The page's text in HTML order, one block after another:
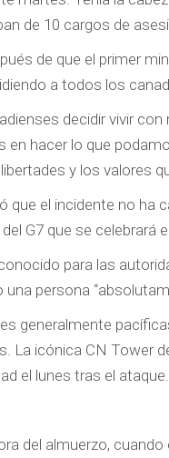
de 10 cargos de
de que el primer
a todos los
decidir vivir
hacer lo que
y los valores
que el incidente no ha
G7 que se celebrará
para las
persona
generalmente
La icónica CN Tower
el lunes tras el ataque.
del almuerzo,